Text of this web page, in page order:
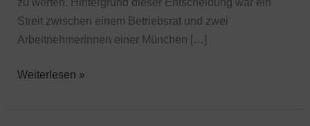
Streit zwischen einem Betriebsrat und zwei
Arbeitnehmerinnen einer München […]
Weiterlesen »